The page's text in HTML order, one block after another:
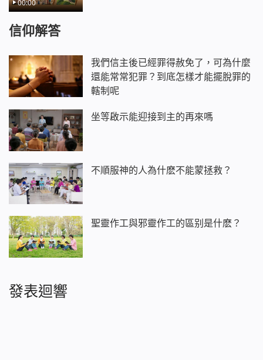
00:00
信仰解答
我們信主後已經罪得赦免了，可為什麼
還能常常犯罪？到底怎樣才能擺脫罪的
轄制呢
坐等啟示能迎接到主的再來嗎
不順服神的人為什麽不能蒙拯救？
聖靈作工與邪靈作工的區别是什麽？
發表迴響